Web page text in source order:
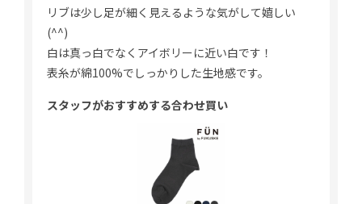
リブは少し足が細く見えるような気がして嬉しい
(^^)
白は真っ白でなくアイボリーに近い白です！
表糸が綿100%でしっかりした生地感です。
スタッフがおすすめする合わせ買い